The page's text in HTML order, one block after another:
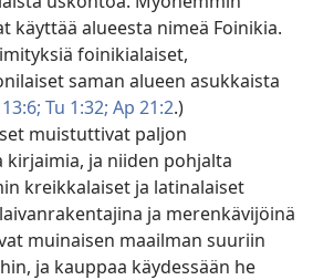
käyttää alueesta nimeä Foinikia.
foinikialaiset,
saman alueen asukkaista
Tu 1:32; Ap 21:2.)
muistuttivat paljon
kirjaimia, ja niiden pohjalta
kreikkalaiset ja latinalaiset
ja merenkävijöinä
muinaisen maailman suuriin
ja kauppaa käydessään he